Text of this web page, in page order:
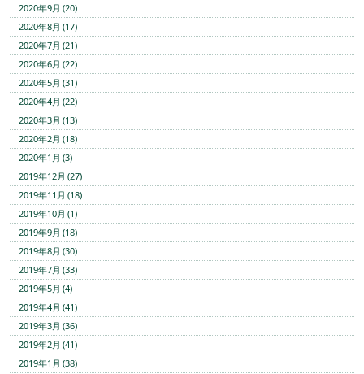
2020年9月 (20)
2020年8月 (17)
2020年7月 (21)
2020年6月 (22)
2020年5月 (31)
2020年4月 (22)
2020年3月 (13)
2020年2月 (18)
2020年1月 (3)
2019年12月 (27)
2019年11月 (18)
2019年10月 (1)
2019年9月 (18)
2019年8月 (30)
2019年7月 (33)
2019年5月 (4)
2019年4月 (41)
2019年3月 (36)
2019年2月 (41)
2019年1月 (38)